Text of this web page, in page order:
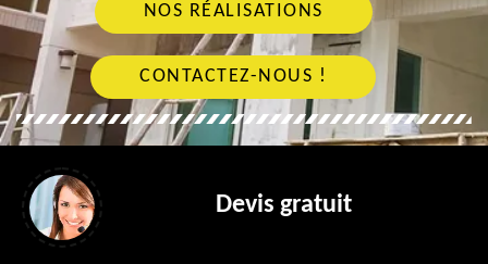
NOS RÉALISATIONS
CONTACTEZ-NOUS !
Devis gratuit